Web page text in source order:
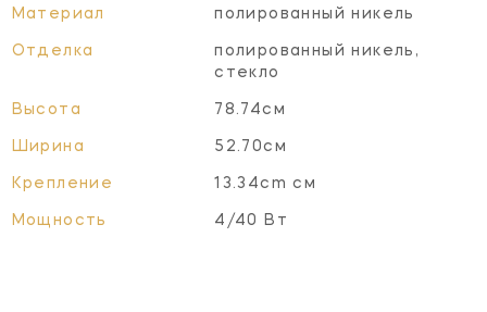
Материал полированный никель
Отделка
полированный никель,
стекло
Высота 78.74см
Ширина 52.70см
Крепление 13.34cm см
Мощность 4/40 Вт